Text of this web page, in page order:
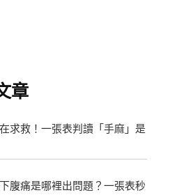
章
求救！一張表判讀「手麻」是
腹痛是哪裡出問題？一張表秒